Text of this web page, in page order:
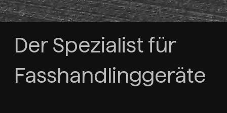
Der Spezialist für
Fasshandlinggeräte